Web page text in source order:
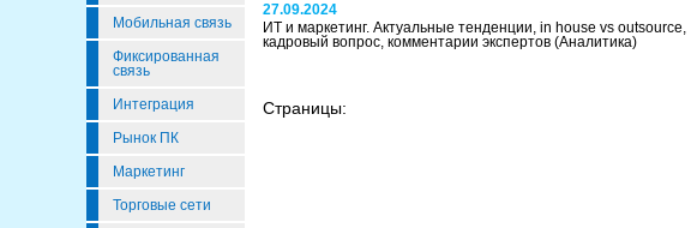
Мобильная связь
Фиксированная
связь
Интеграция
Рынок ПК
Маркетинг
Торговые сети
27.09.2024
ИТ и маркетинг. Актуальные тенденции, in house vs outsource,
кадровый вопрос, комментарии экспертов (Аналитика)
Страницы: